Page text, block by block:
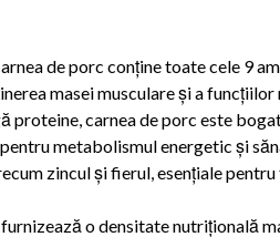
de porc conține toate cele 9
masei musculare și a funcțiilor
proteine, carnea de porc este
metabolismul energetic și
zincul și fierul, esențiale
o densitate nutrițională